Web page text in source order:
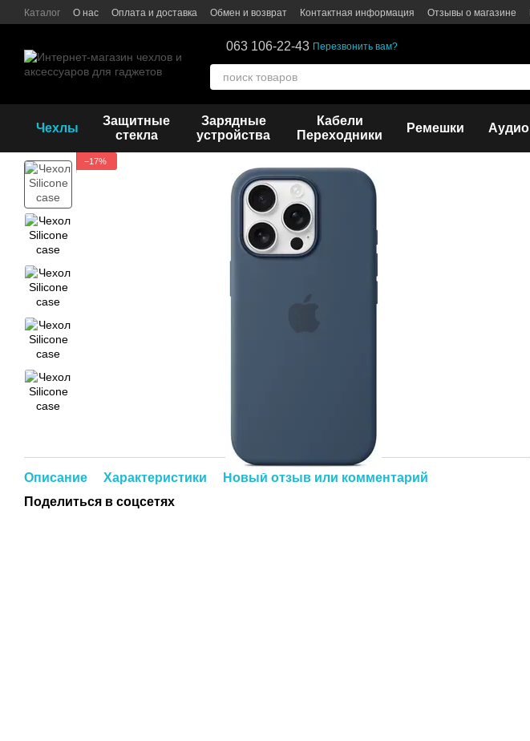
Перейти к основному контенту
Каталог О нас Оплата и доставка Обмен и возврат Контактная информация Отзывы о магазине
063 106-22-43 Перезвонить вам?
Чехлы
Защитные
стекла
Зарядные
устройства
Кабели
Переходники
Ремешки Аудио
−17%
Описание Характеристики
Новый отзыв или комментарий
Поделиться в соцсетях